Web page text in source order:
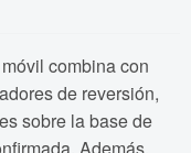
combina con
de reversión,
sobre la base de
Además,